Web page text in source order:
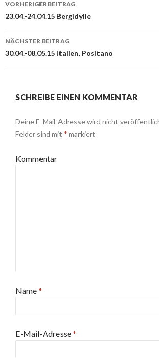
Navigation
VORHERIGER BEITRAG
23.04.-24.04.15 Bergidylle
NÄCHSTER BEITRAG
30.04.-08.05.15 Italien, Positano
SCHREIBE EINEN KOMMENTAR
Deine E-Mail-Adresse wird nicht
Felder sind mit * markiert
Kommentar
Name*
E-Mail-Adresse*